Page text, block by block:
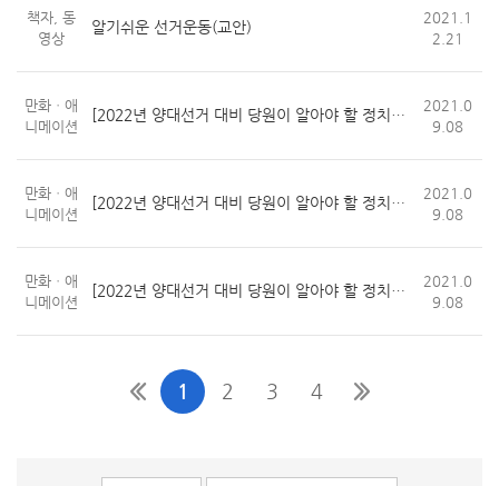
책자, 동
영상
알기쉬운 선거운동(교안)
2021.1
2.21
만화ㆍ애
니메이션
[2022년 양대선거 대비 당원이 알아야 할 정치관계법] (1편...
2021.0
9.08
만화ㆍ애
니메이션
[2022년 양대선거 대비 당원이 알아야 할 정치관계법] (2편...
2021.0
9.08
만화ㆍ애
니메이션
[2022년 양대선거 대비 당원이 알아야 할 정치관계법] (3편...
2021.0
9.08
1 2 3 4